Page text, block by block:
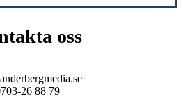
oss
26 88 79